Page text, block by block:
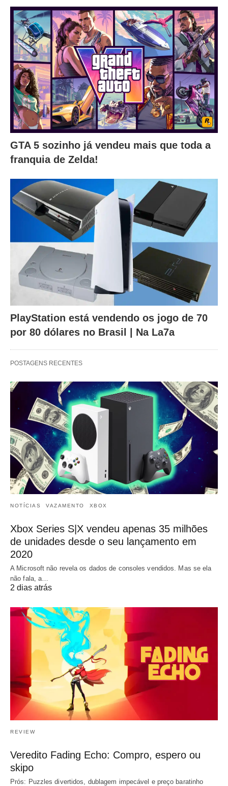
GTA 5 sozinho já vendeu mais que toda a
franquia de Zelda!
PlayStation está vendendo os jogo de 70
por 80 dólares no Brasil | Na La7a
POSTAGENS RECENTES
NOTÍCIAS VAZAMENTO XBOX
Xbox Series S|X vendeu apenas 35 milhões
de unidades desde o seu lançamento em
2020
A Microsoft não revela os dados de consoles vendidos. Mas se ela
não fala, a…
2 dias atrás
REVIEW
Veredito Fading Echo: Compro, espero ou
skipo
Prós: Puzzles divertidos, dublagem impecável e preço baratinho